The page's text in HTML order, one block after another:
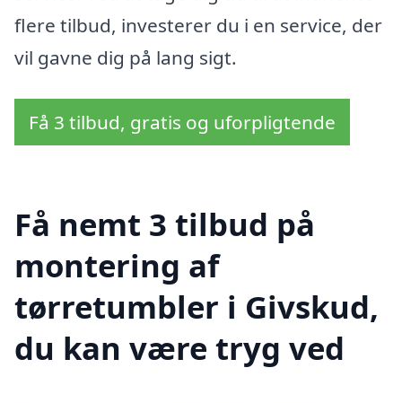
flere tilbud, investerer du i en service, der
vil gavne dig på lang sigt.
Få 3 tilbud, gratis og uforpligtende
Få nemt 3 tilbud på
montering af
tørretumbler i Givskud,
du kan være tryg ved